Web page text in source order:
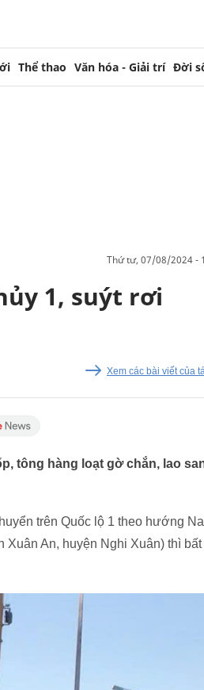
Thể thao Văn hóa - Giải trí Đời
thứ tư, 07/08/2024 -
1, suýt rơi
Xem các bài viết của
tông hàng loạt gờ chắn, lao
trên Quốc lộ 1 theo hướng
Xuân An, huyện Nghi Xuân) thì bất